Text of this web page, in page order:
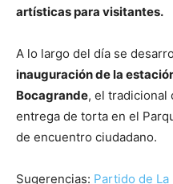
artísticas para visitantes.
A lo largo del día se
inauguración de la
Bocagrande, el tradicional
entrega de torta en el
de encuentro ciudadano.
Sugerencias: Partido de La